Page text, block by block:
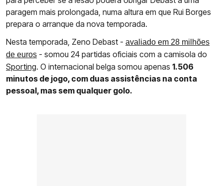
paragem mais prolongada, numa altura em que Rui Borges
prepara o arranque da nova temporada.
Nesta temporada, Zeno Debast - avaliado em 28 milhões
de euros - somou 24 partidas oficiais com a camisola do
Sporting. O internacional belga somou apenas 1.506
minutos de jogo, com duas assistências na conta
pessoal, mas sem qualquer golo.